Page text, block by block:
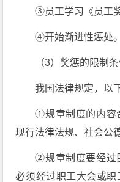
③员工学习《员工
④开始渐进性惩处。
（3）奖惩的限制
我国法律规定，以
①规章制度的内容
现行法律法规、社会公
②规章制度要经过
必须经过职工大会或